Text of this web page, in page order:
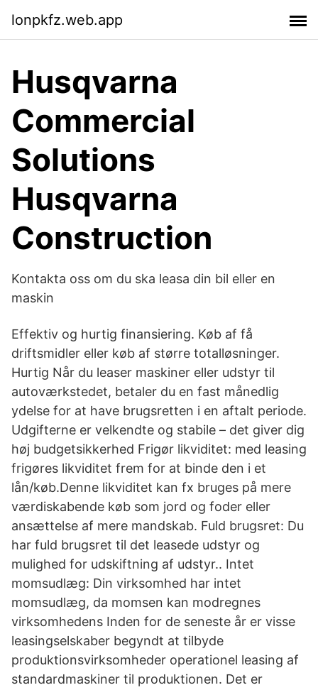
lonpkfz.web.app
Husqvarna
Commercial
Solutions
Husqvarna
Construction
Kontakta oss om du ska leasa din bil eller en
maskin
Effektiv og hurtig finansiering. Køb af få
driftsmidler eller køb af større totalløsninger.
Hurtig Når du leaser maskiner eller udstyr til
autoværkstedet, betaler du en fast månedlig
ydelse for at have brugsretten i en aftalt periode.
Udgifterne er velkendte og stabile – det giver dig
høj budgetsikkerhed Frigør likviditet: med leasing
frigøres likviditet frem for at binde den i et
lån/køb.Denne likviditet kan fx bruges på mere
værdiskabende køb som jord og foder eller
ansættelse af mere mandskab. Fuld brugsret: Du
har fuld brugsret til det leasede udstyr og
mulighed for udskiftning af udstyr.. Intet
momsudlæg: Din virksomhed har intet
momsudlæg, da momsen kan modregnes
virksomhedens Inden for de seneste år er visse
leasingselskaber begyndt at tilbyde
produktionsvirksomheder operationel leasing af
standardmaskiner til produktionen. Det er